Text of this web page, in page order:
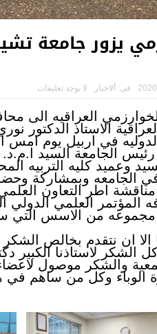
يزور جامعة
فى: ألاخبار لا يوجد تعليقات
العراقيه الى
الاستاذ الدكتور
في اربيل يوم امس
الجامعة السيد
وعميد كليه التربيه
الجامعه وبمشاركة وحضور
اطر التعاون
المؤتمر العلمي الدولي
مجموعه من الاسس التي
الا ان نتقدم بخالص
الشكر لاستاذنا الكبير
والشكر موصول
الوباء وكل من ساهم في